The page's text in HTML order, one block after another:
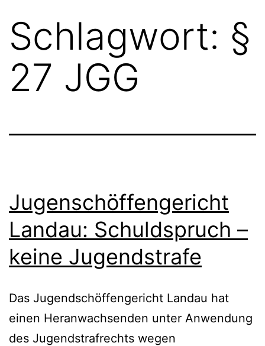
Schlagwort: §
27 JGG
Jugenschöffengericht
Landau: Schuldspruch –
keine Jugendstrafe
Das Jugendschöffengericht Landau hat
einen Heranwachsenden unter Anwendung
des Jugendstrafrechts wegen